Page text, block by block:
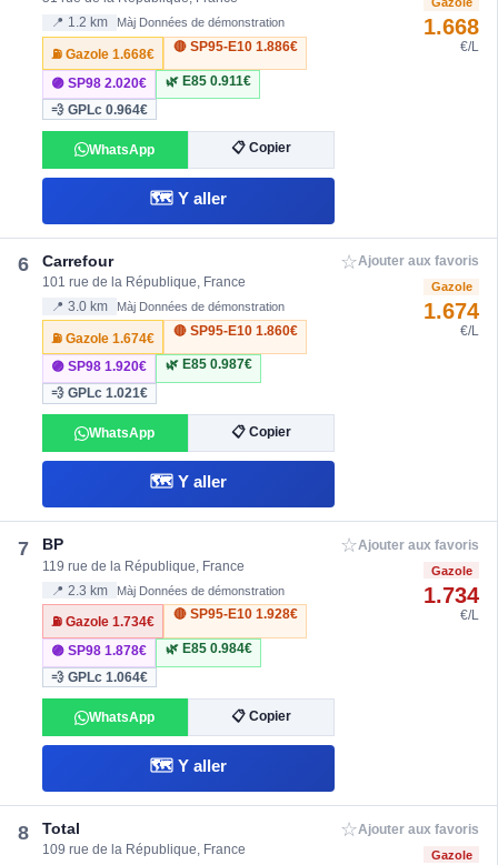
📍 1.2 km Màj Données de démonstration
⛽ Gazole1.668€
🔴 SP95-E10 1.886€
🟣 SP982.020€ 🌿 E85 0.911€
💨 GPLc0.964€
WhatsApp 📋 Copier
🗺️ Y aller
Gazole
1.668
€/L
6 Carrefour
101 rue de la République, France
📍 3.0 km Màj Données de démonstration
⛽ Gazole1.674€
🔴 SP95-E10 1.860€
🟣 SP981.920€ 🌿 E85 0.987€
💨 GPLc1.021€
WhatsApp 📋 Copier
🗺️ Y aller
☆Ajouter aux favoris
Gazole
1.674
€/L
7 BP
119 rue de la République, France
📍 2.3 km Màj Données de démonstration
⛽ Gazole1.734€
🔴 SP95-E10 1.928€
🟣 SP981.878€ 🌿 E85 0.984€
💨 GPLc1.064€
WhatsApp 📋 Copier
🗺️ Y aller
☆Ajouter aux favoris
Gazole
1.734
€/L
8 Total
109 rue de la République, France
☆Ajouter aux favoris
Gazole